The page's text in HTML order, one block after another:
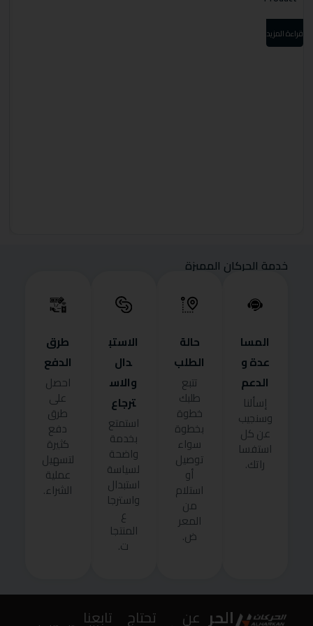
قراءة المزيد
خدمة الحركان المميزة
المسا
عدة و
الدعم
إسألنا
وسنجيب
عن كل
استفسا
راتك.
حالة
الطلب
تتبع
طلبك
خطوة
بخطوة
سواء
توصيل
أو
استلام
من
المعر
ض.
الاستب
دال
والاس
ترجاع
استمتع
بخدمة
واضحة
لسياسة
استبدال
واسترجا
ع
المنتجا
ت.
طرق
الدفع
احصل
على
طرق
دفع
كثيرة
لتسهيل
عملية
الشراء.
الحر عن تحتاج تابعنا